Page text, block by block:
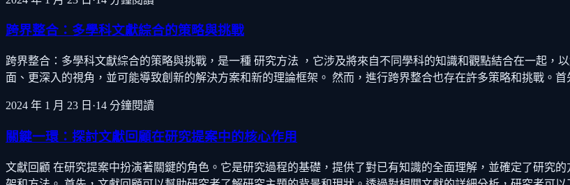
跨界整合：多學科文獻綜合的策略與挑戰
跨界整合：多學科文獻綜合的策略與挑戰，是一種 研究方法 ，它涉及將來自不同學科的知識和觀點結合在一起，
面、更深入的視角，並可能導致創新的解決方案和新的理論框架。 然而，進行跨界整合也存在許多策略和挑戰。
2024 年 1 月 23 日 ·14 分鐘閱讀
關鍵一環：探討文獻回顧在研究提案中的核心作用
文獻回顧 在研究提案中扮演著關鍵的角色。它是研究過程的基礎，提供了對已有知識的全面理解，並確定了研究